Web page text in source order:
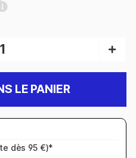
LE PANIER
dès 95 €)*